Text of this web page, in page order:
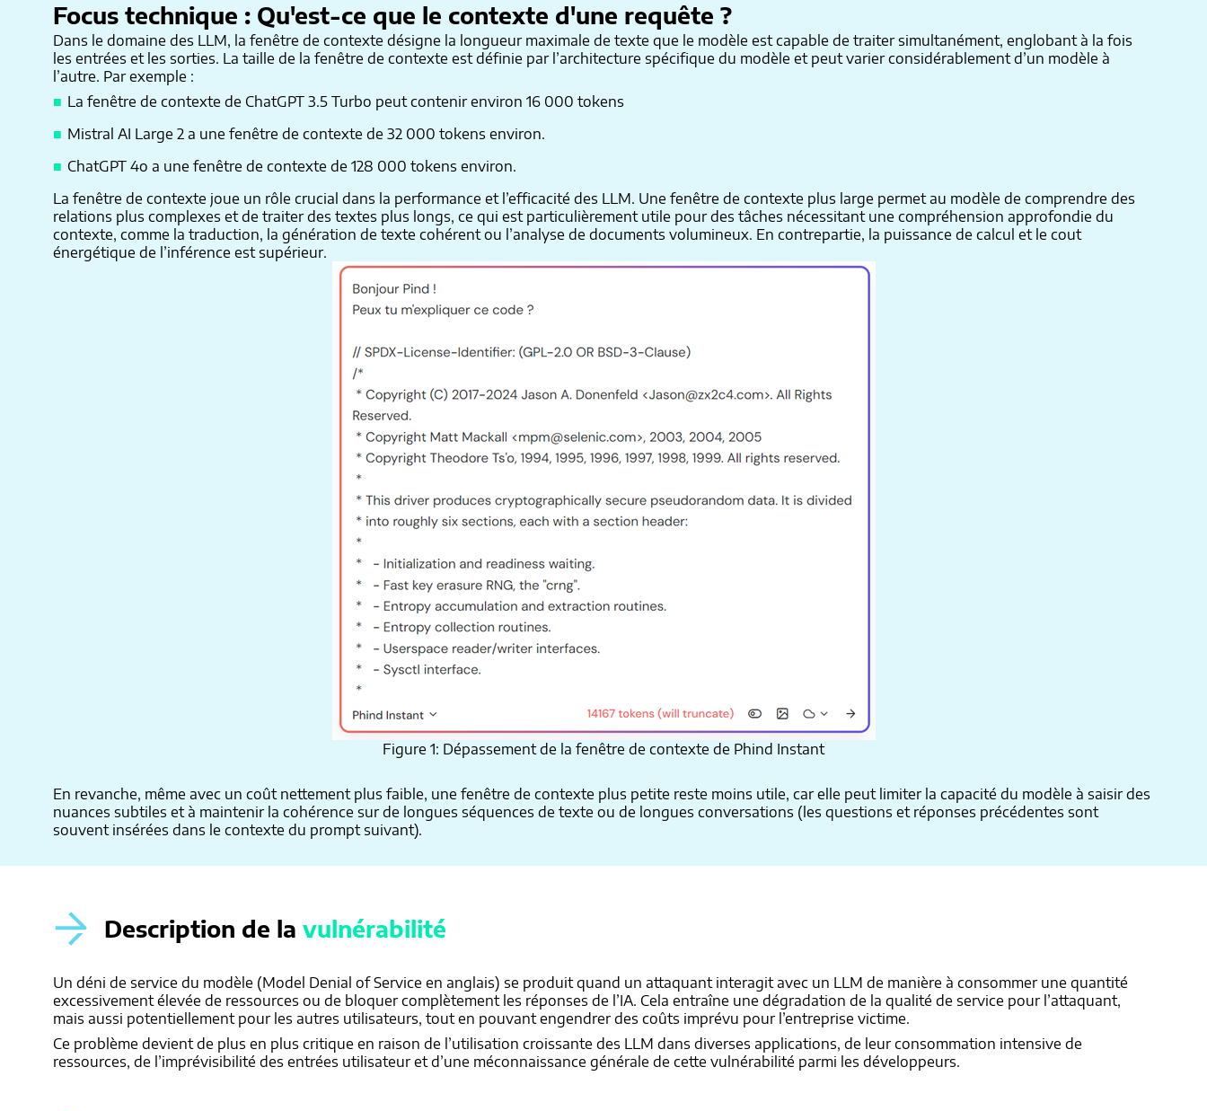
Focus technique : Qu'est-ce que le contexte d'une requête ?
Dans le domaine des LLM, la fenêtre de contexte désigne la longueur maximale de texte que le modèle est capable de traiter simultanément, englobant à la fois
les entrées et les sorties. La taille de la fenêtre de contexte est définie par l’architecture spécifique du modèle et peut varier considérablement d’un modèle à
l’autre. Par exemple :
La fenêtre de contexte de ChatGPT 3.5 Turbo peut contenir environ 16 000 tokens
Mistral AI Large 2 a une fenêtre de contexte de 32 000 tokens environ.
ChatGPT 4o a une fenêtre de contexte de 128 000 tokens environ.
La fenêtre de contexte joue un rôle crucial dans la performance et l’efficacité des LLM. Une fenêtre de contexte plus large permet au modèle de comprendre des
relations plus complexes et de traiter des textes plus longs, ce qui est particulièrement utile pour des tâches nécessitant une compréhension approfondie du
contexte, comme la traduction, la génération de texte cohérent ou l’analyse de documents volumineux. En contrepartie, la puissance de calcul et le cout
énergétique de l’inférence est supérieur.
Figure 1: Dépassement de la fenêtre de contexte de Phind Instant
En revanche, même avec un coût nettement plus faible, une fenêtre de contexte plus petite reste moins utile, car elle peut limiter la capacité du modèle à saisir des
nuances subtiles et à maintenir la cohérence sur de longues séquences de texte ou de longues conversations (les questions et réponses précédentes sont
souvent insérées dans le contexte du prompt suivant).
Description de la vulnérabilité
Un déni de service du modèle (Model Denial of Service en anglais) se produit quand un attaquant interagit avec un LLM de manière à consommer une quantité
excessivement élevée de ressources ou de bloquer complètement les réponses de l’IA. Cela entraîne une dégradation de la qualité de service pour l’attaquant,
mais aussi potentiellement pour les autres utilisateurs, tout en pouvant engendrer des coûts imprévu pour l’entreprise victime.
Ce problème devient de plus en plus critique en raison de l’utilisation croissante des LLM dans diverses applications, de leur consommation intensive de
ressources, de l’imprévisibilité des entrées utilisateur et d’une méconnaissance générale de cette vulnérabilité parmi les développeurs.